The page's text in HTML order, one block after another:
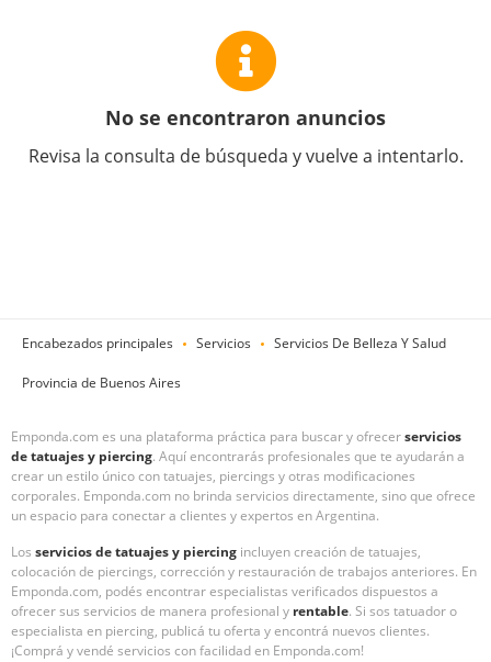
No se encontraron anuncios
Revisa la consulta de búsqueda y vuelve a intentarlo.
Encabezados principales Servicios Servicios De Belleza Y Salud
Provincia de Buenos Aires
Emponda.com es una plataforma práctica para buscar y ofrecerservicios
de tatuajes y piercing. Aquí encontrarás profesionales que te ayudarán a
crear un estilo único con tatuajes, piercings y otras modificaciones
corporales. Emponda.com no brinda servicios directamente, sino que ofrece
un espacio para conectar a clientes y expertos en Argentina.
Los servicios de tatuajes y piercing incluyen creación de tatuajes,
colocación de piercings, corrección y restauración de trabajos anteriores. En
Emponda.com, podés encontrar especialistas verificados dispuestos a
ofrecer sus servicios de manera profesional y rentable. Si sos tatuador o
especialista en piercing, publicá tu oferta y encontrá nuevos clientes.
¡Comprá y vendé servicios con facilidad en Emponda.com!